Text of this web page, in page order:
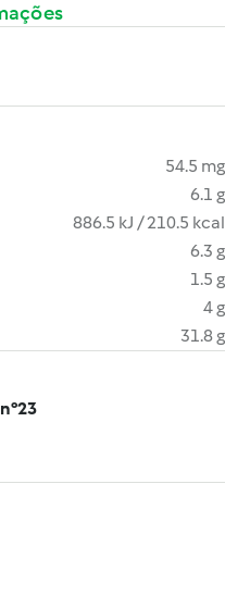
54.5 mg
6.1 g
886.5 kJ / 210.5 kcal
6.3 g
1.5 g
4 g
31.8 g